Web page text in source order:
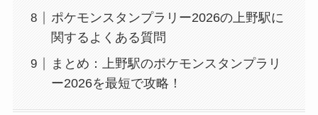
ポケモンスタンプラリー2026の上野駅に
関するよくある質問
まとめ：上野駅のポケモンスタンプラリ
ー2026を最短で攻略！